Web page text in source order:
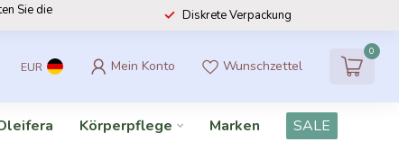
Sie die Diskrete Verpackung
EUR Mein Konto Wunschzettel
0
Körperpflege Marken SALE